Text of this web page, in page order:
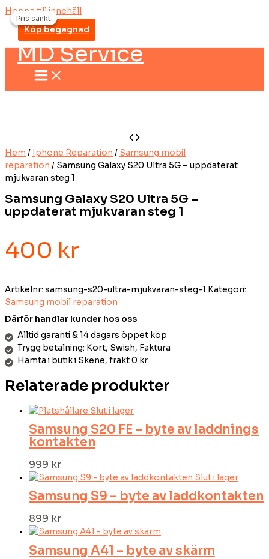
Hoppa till innehåll
Köp begagnad
MD Service
Hem / Iphone Reparation / Samsung mobil
reparation / Samsung Galaxy S20 Ultra 5G – uppdaterat
mjukvaran steg 1
Samsung Galaxy S20 Ultra 5G –
uppdaterat mjukvaran steg 1
400 kr
Artikelnr: samsung-s20-ultra-mjukvaran-steg-1 Kategori:
Samsung mobil reparation
Därför handlar kunder hos oss
Alltid garanti & 14 dagars öppet köp
Trygg betalning: Kort, Swish, Faktura
Hämta i butik i Skene, frakt 0 kr
Relaterade produkter
Slut i lager
Samsung S20 FE – byte av laddnings
kontakten
999 kr
Slut i lager
Samsung S9 – byte av laddkontakten
899 kr
Samsung A41 – byte av skärm
Pris sänkt
Pris sänkt